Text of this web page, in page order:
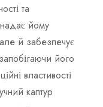
та
йому
й забезпечує
його
властивості
каптур